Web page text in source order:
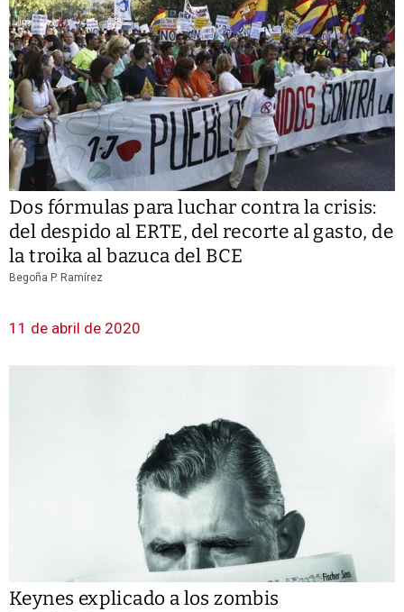
Dos fórmulas para luchar contra la crisis:
del despido al ERTE, del recorte al gasto, de
la troika al bazuca del BCE
Begoña P. Ramírez
11 de abril de 2020
Keynes explicado a los zombis